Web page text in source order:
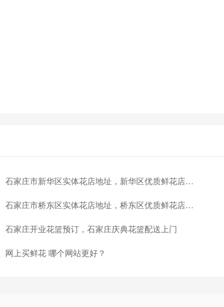
石家庄市新华区实体花店地址，新华区优质鲜花店推
石家庄市桥东区实体花店地址，桥东区优质鲜花店推
石家庄开业花篮预订，石家庄庆典花篮配送上门
网上买鲜花 哪个网站更好？